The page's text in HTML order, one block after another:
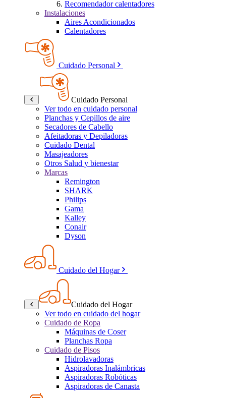
Recomendador calentadores
Instalaciones
Aires Acondicionados
Calentadores
Cuidado Personal
Cuidado Personal
Ver todo en cuidado personal
Planchas y Cepillos de aire
Secadores de Cabello
Afeitadoras y Depiladoras
Cuidado Dental
Masajeadores
Otros Salud y bienestar
Marcas
Remington
SHARK
Philips
Gama
Kalley
Conair
Dyson
Cuidado del Hogar
Cuidado del Hogar
Ver todo en cuidado del hogar
Cuidado de Ropa
Máquinas de Coser
Planchas Ropa
Cuidado de Pisos
Hidrolavadoras
Aspiradoras Inalámbricas
Aspiradoras Robóticas
Aspiradoras de Canasta